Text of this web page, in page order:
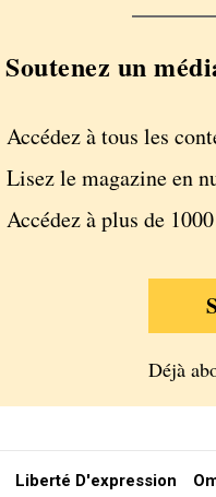
Soutenez un
Accédez à tous les
Lisez le magazine en
Accédez à plus de
Déjà
Liberté D'expression